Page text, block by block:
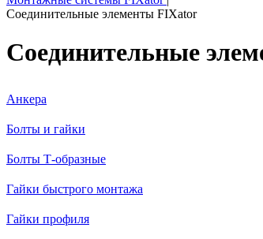
Соединительные элементы FIXator
Соединительные
Анкера
Болты и гайки
Болты Т-образные
Гайки быстрого монтажа
Гайки профиля